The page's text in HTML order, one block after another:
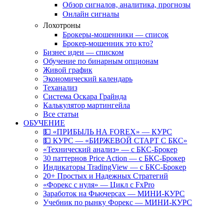
Обзор сигналов, аналитика, прогнозы
Онлайн сигналы
Лохотроны
Брокеры-мошенники — список
Брокер-мошенник это кто?
Бизнес идеи — списком
Обучение по бинарным опционам
Живой график
Экономический календарь
Теханализ
Система Оскара Грайнда
Калькулятор мартингейла
Все статьи
ОБУЧЕНИЕ
💵 «ПРИБЫЛЬ НА FOREX» — КУРС
💵 КУРС — «БИРЖЕВОЙ СТАРТ С БКС»
«Технический анализ» — с БКС-Брокер
30 паттернов Price Action — с БКС-Брокер
Индикаторы TradingView — с БКС-Брокер
20+ Простых и Надежных Стратегий
«Форекс с нуля» — Цикл с FxPro
Заработок на Фьючерсах — МИНИ-КУРС
Учебник по рынку Форекс — МИНИ-КУРС